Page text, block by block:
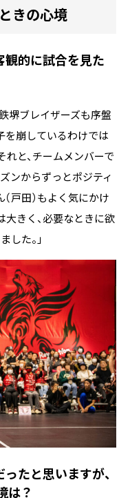
きの心境
観的に試合を見た
堺ブレイザーズも序盤
を崩しているわけでは
れと、チームメンバーで
ンからずっとポジティ
戸田）もよく気にかけ
大きく、必要なときに欲
た。」
たと思いますが、
は？